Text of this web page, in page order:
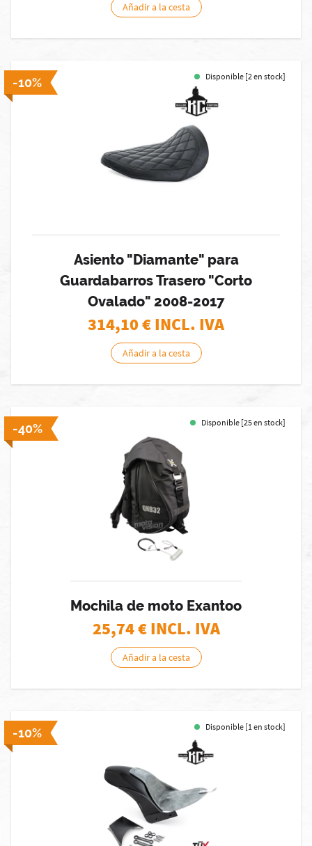
Añadir a la cesta
-10% Disponible [2 en stock]
Asiento "Diamante" para
Guardabarros Trasero "Corto
Ovalado" 2008-2017
314,10€ INCL. IVA
Añadir a la cesta
-40% Disponible [25 en stock]
Mochila de moto Exantoo
25,74€ INCL. IVA
Añadir a la cesta
-10% Disponible [1 en stock]